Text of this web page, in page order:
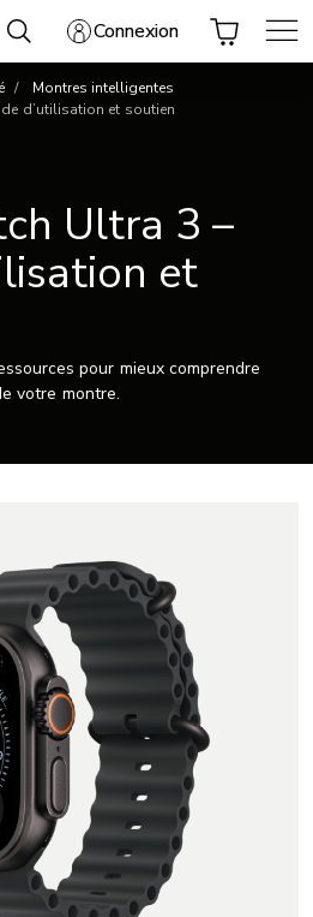
Connexion
Montres intelligentes
d’utilisation et soutien
Ultra 3 –
et
pour mieux comprendre
votre montre.